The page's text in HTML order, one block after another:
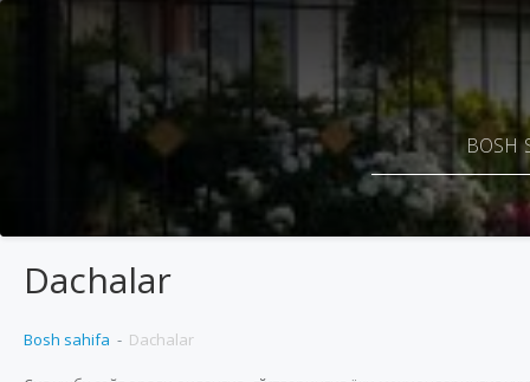
BOSH
Dachalar
Bosh sahifa Dachalar